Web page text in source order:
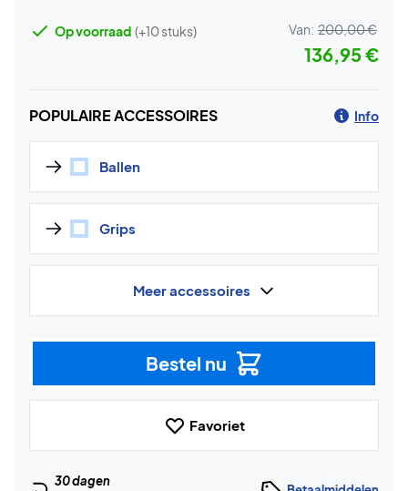
Op voorraad (+10 stuks) Van: 200,00 €
136,95 €
POPULAIRE ACCESSOIRES Info
Ballen
Grips
Meer accessoires
Bestel nu
Favoriet
30 dagen